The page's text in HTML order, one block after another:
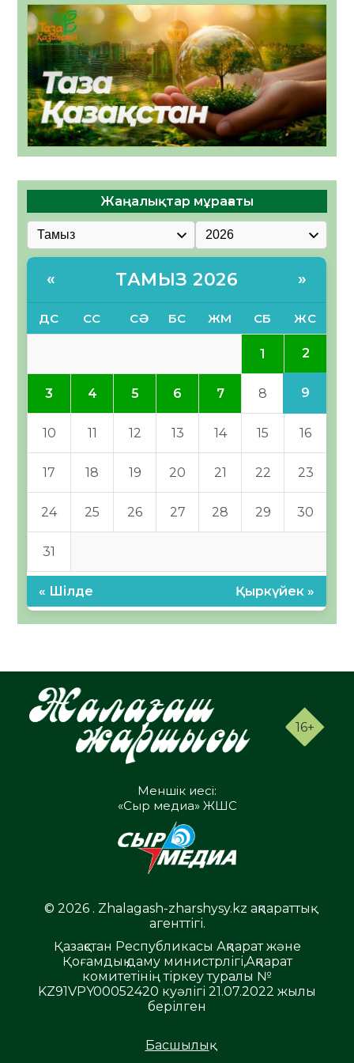
Жаңалықтар мұрағаты
« ТАМЫЗ 2026 »
ДС СС СӘ БС ЖМ СБ ЖС
1 2
3 4 5 6 7 8 9
10 11 12 13 14 15 16
17 18 19 20 21 22 23
24 25 26 27 28 29 30
31
« Шілде Қыркүйек »
16+
Меншік иесі:
«Сыр медиа» ЖШС
© 2026 . Zhalagash-zharshysy.kz ақпараттық
агенттігі.
Қазақстан Республикасы Ақпарат және
Қоғамдық даму министрлігі,Ақпарат
комитетінің тіркеу туралы №
KZ91VPY00052420 куәлігі 21.07.2022 жылы
берілген
Басшылық